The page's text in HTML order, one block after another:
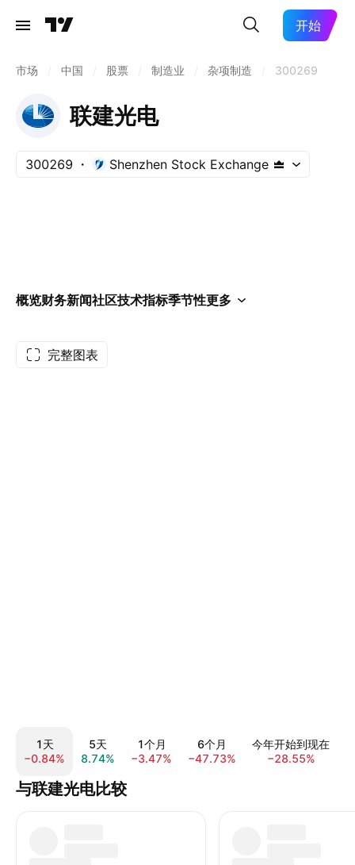
开始
市场 中国 股票 制造业 杂项制造 300269
联建光电
300269 Shenzhen Stock Exchange
概览财务新闻社区技术指标季节性更多
完整图表
1天
−0.84%
5天
8.74%
1个月
−3.47%
6个月
−47.73%
今年开始到现在
−28.55%
与联建光电比较